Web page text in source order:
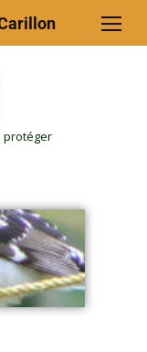
protéger